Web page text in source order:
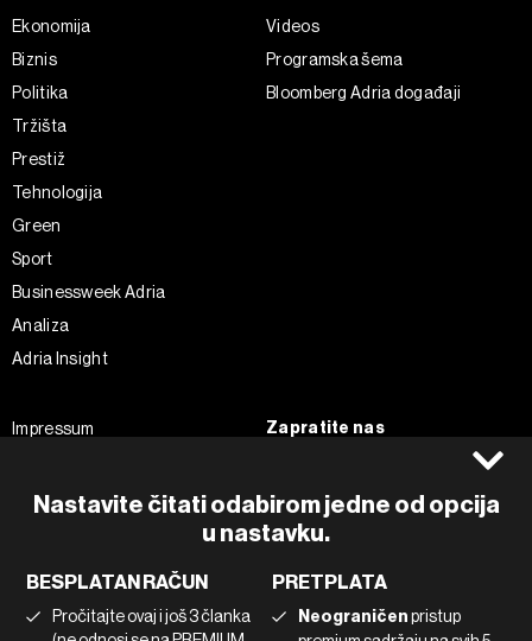
Nastavite čitati odabirom jedne od opcija
u nastavku.
BESPLATAN RAČUN
Pročitajte ovaj i još 3 članka
PRETPLATA
Neograničenpristup
Ekonomija
Biznis
Politika
Tržišta
Prestiž
Tehnologija
Green
Sport
Businessweek Adria
Analiza
Adria Insight
Videos
Programska šema
Bloomberg Adria događaji
Impressum
Pravila privatnosti
Korištenje umjetne inteligencije
Zapratite nas
Instagram
Twitter
Tiktok